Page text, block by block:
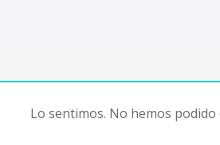
Lo sentimos. No hemos